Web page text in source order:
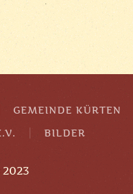
GEMEINDE KÜRTEN
BILDER